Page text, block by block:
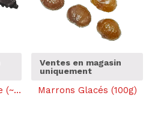
Chocolats à la Casse (~100g)
Ventes en magasin
uniquement
Marrons Glacés (100g)